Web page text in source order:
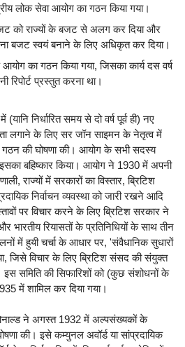
लोक सेवा आयोग का गठन किया गया।
को राज्यों के बजट से अलग कर दिया और
बजट स्वयं बनाने के लिए अधिकृत कर दिया।
का गठन किया गया, जिसका कार्य दस वर्ष
रिपोर्ट प्रस्तुत करना था।
निर्धारित समय से दो वर्ष पूर्व ही) नए
लगाने के लिए सर जॉन साइमन के नेतृत्व में
की घोषणा की। आयोग के सभी सदस्य
बहिष्कार किया। आयोग ने 1930 में अपनी
राज्यों में सरकारों का विस्तार, ब्रिटिश
निर्वाचन व्यवस्था को जारी रखने आदि
पर विचार करने के लिए ब्रिटिश सरकार ने
भारतीय रियासतों के प्रतिनिधियों के साथ तीन
में हुयी चर्चा के आधार पर, 'संवैधानिक सुधारों
जिसे विचार के लिए ब्रिटिश संसद की संयुक्त
इस समिति की सिफारिशों को (कुछ संशोधनों के
में शामिल कर दिया गया।
ने अगस्त 1932 में अल्पसंख्यकों के
की। इसे कम्युनल अवॉर्ड या सांप्रदायिक